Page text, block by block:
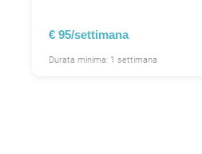
€ 95/settimana
Durata minima: 1 settimana